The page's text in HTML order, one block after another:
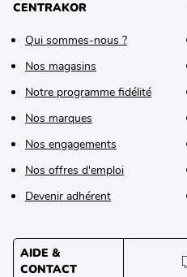
CENTRAKOR
Qui sommes-nous ?
Nos magasins
Notre programme fidélité
Nos marques
Nos engagements
Nos offres d'emploi
Devenir adhérent
AIDE &
CONTACT